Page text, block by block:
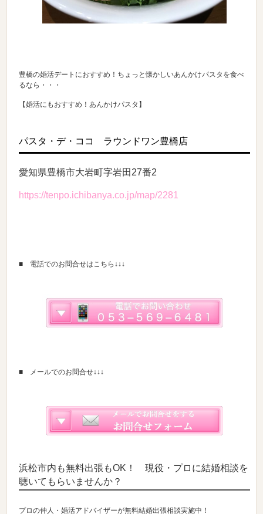
豊橋の婚活デートにおすすめ！ちょっと懐かしいあんかけパスタを食べ
るなら・・・
【婚活にもおすすめ！あんかけパスタ】
パスタ・デ・ココ ラウンドワン豊橋店
愛知県豊橋市大岩町字岩田27番2
https://tenpo.ichibanya.co.jp/map/2281
■ 電話でのお問合せはこちら↓↓↓
■ メールでのお問合せ↓↓↓
浜松市内も無料出張もOK！ 現役・プロに結婚相談を
聴いてもらいませんか？
プロの仲人・婚活アドバイザーが無料結婚出張相談実施中！